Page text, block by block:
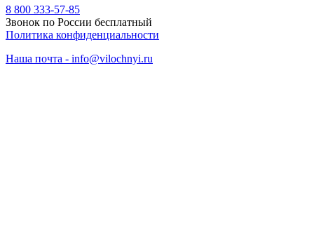
8 800 333-57-85
Звонок по России бесплатный
Политика конфиденциальности
Наша почта - info@vilochnyi.ru